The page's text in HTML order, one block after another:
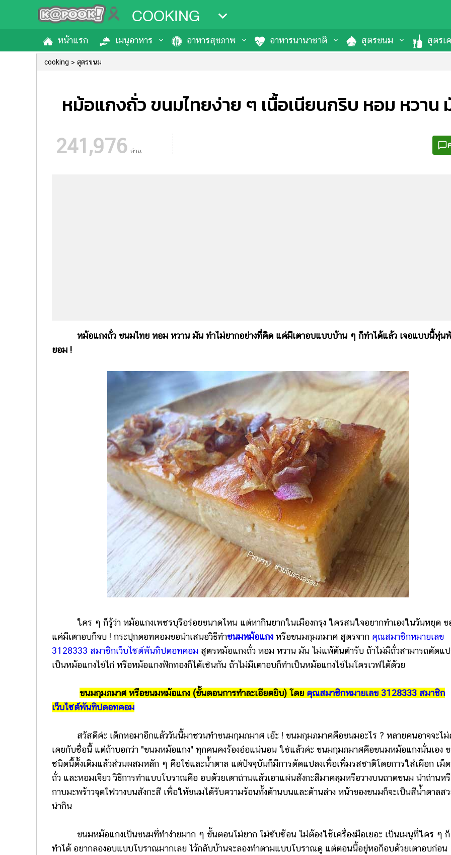
COOKING
หน้าแรก เมนูอาหาร อาหารสุขภาพ อาหารนานาชาติ สูตรขนม สูตรเ
cooking สูตรขนม
หม้อแกงถั่ว ขนมไทยง่าย ๆ เนื้อเนียนกริบ หอม หวาน
241,976 อ่าน
หม้อแกงถั่ว ขนมไทย หอม หวาน มัน ทำไม่ยากอย่างที่คิด แค่มีเตาอบแบบบ้าน ๆ ก็ทำได้แล้ว เจอแบบนี้หุ่น
ยอม !
ใคร ๆ ก็รู้ว่า หม้อแกงเพชรบุรีอร่อยขนาดไหน แต่หากินยากในเมืองกรุง ใครสนใจอยากทำเองในวันหยุด ข
แค่มีเตาอบก็จบ ! กระปุกดอทคอมขอนำเสนอวิธีทำขนมหม้อแกง หรือขนมกุมภมาศ สูตรจาก คุณสมาชิกหมายเลข
3128333 สมาชิกเว็บไซต์พันทิปดอทคอม สูตรหม้อแกงถั่ว หอม หวาน มัน ไม่แพ้ต้นตำรับ ถ้าไม่มีถั่วสามารถดัดแป
เป็นหม้อแกงไข่ไก่ หรือหม้อแกงฟักทองก็ได้เช่นกัน ถ้าไม่มีเตาอบก็ทำเป็นหม้อแกงไข่ไมโครเวฟได้ด้วย
ขนมกุมภมาศ หรือขนมหม้อแกง (ขั้นตอนการทำละเอียดยิบ) โดย คุณสมาชิกหมายเลข 3128333 สมาชิก
เว็บไซต์พันทิปดอทคอม
สวัสดีค่ะ เด็กหอมาอีกแล้ววันนี้มาชวนทำขนมกุมภมาศ เอ๊ะ ! ขนมกุมภมาศคือขนมอะไร ? หลายคนอาจจะไ
เคยกับชื่อนี้ แต่ถ้าบอกว่า "ขนมหม้อแกง" ทุกคนคงร้องอ๋อแน่นอน ใช่แล้วค่ะ ขนมกุมภมาศคือขนมหม้อแกงนั่นเอง
ชนิดนี้ดั้งเดิมแล้วส่วนผสมหลัก ๆ คือไข่และน้ำตาล แต่ปัจจุบันก็มีการดัดแปลงเพื่อเพิ่มรสชาติโดยการใส่เผือก เม็
ถั่ว และหอมเจียว วิธีการทำแบบโบราณคือ อบด้วยเตาถ่านแล้วเอาแผ่นสังกะสีมาคลุมหรือวางบนถาดขนม นำถ่านห
กาบมะพร้าวจุดไฟวางบนสังกะสี เพื่อให้ขนมได้รับความร้อนทั้งด้านบนและด้านล่าง หน้าของขนมก็จะเป็นสีน้ำตาลส
น่ากิน
ขนมหม้อแกงเป็นขนมที่ทำง่ายมาก ๆ ขั้นตอนไม่ยาก ไม่ซับซ้อน ไม่ต้องใช้เครื่องมือเยอะ เป็นเมนูที่ใคร ๆ ก็
ทำได้ อยากลองอบแบบโบราณมากเลย ไว้กลับบ้านจะลองทำตามแบบโบราณดู แต่ตอนนี้อยู่หอก็อบด้วยเตาอบก่อน